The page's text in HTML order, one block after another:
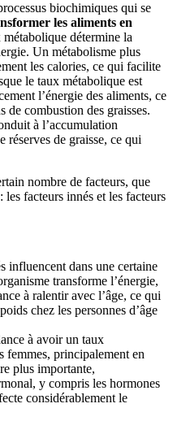
biochimiques qui se
les aliments en
métabolique détermine la
Un métabolisme plus
les calories, ce qui facilite
le taux métabolique est
l’énergie des aliments, ce
de combustion des graisses.
à l’accumulation
réserves de graisse, ce qui
nombre de facteurs, que
facteurs innés et les facteurs
influencent dans une certaine
transforme l’énergie,
à ralentir avec l’âge, ce qui
chez les personnes d’âge
à avoir un taux
femmes, principalement en
plus importante,
y compris les hormones
considérablement le